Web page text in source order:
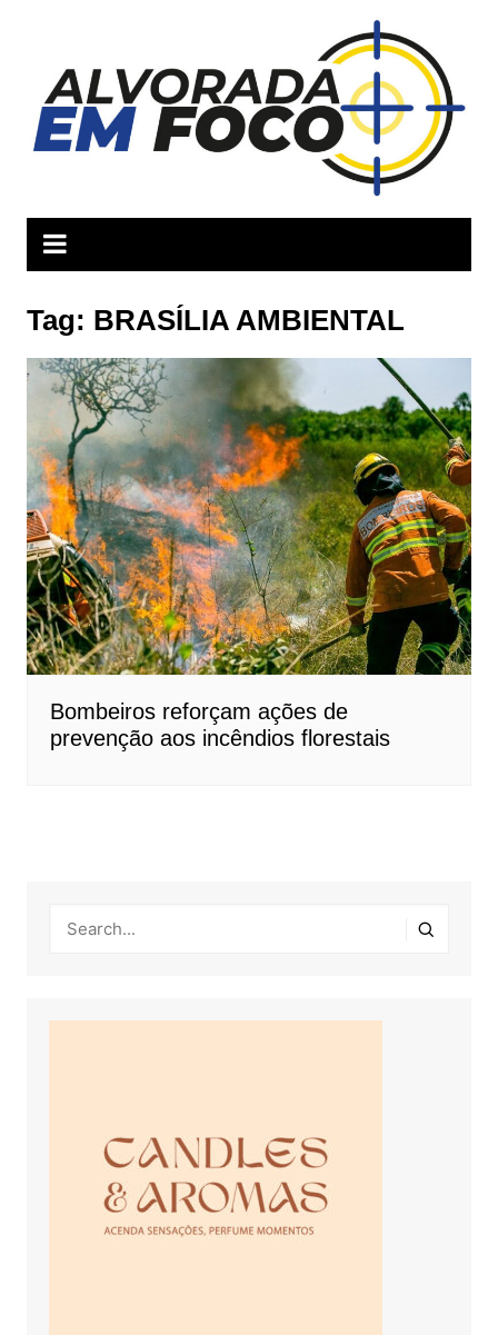
conteúdo
Tag: BRASÍLIA AMBIENTAL
Bombeiros reforçam ações de
prevenção aos incêndios florestais